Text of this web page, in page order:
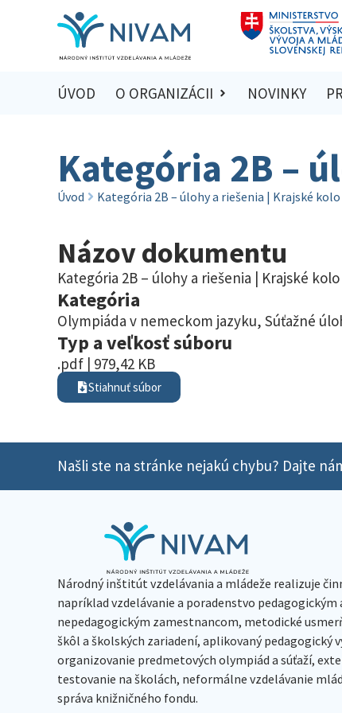
ÚVOD O ORGANIZÁCII NOVINKY
Kategória 2B –
Úvod Kategória 2B – úlohy a riešenia | Krajské kolo
Názov dokumentu
Kategória 2B – úlohy a riešenia | Krajské kolo
Kategória
Olympiáda v nemeckom jazyku, Súťažné
Typ a veľkosť súboru
.pdf | 979,42 KB
Stiahnuť súbor
Našli ste na stránke nejakú chybu? Dajte
Národný inštitút vzdelávania a mládeže realizuje
napríklad vzdelávanie a poradenstvo pedagogickým
nepedagogickým zamestnancom, metodické
škôl a školských zariadení, aplikovaný pedagogický
organizovanie predmetových olympiád a súťaží,
testovanie na školách, neformálne vzdelávanie
správa knižničného fondu.